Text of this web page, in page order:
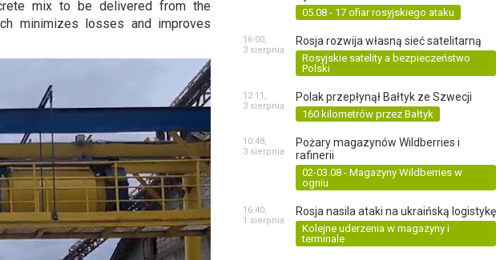
mix to be delivered from the
minimizes losses and improves
05.08 - 17 ofiar rosyjskiego ataku
Rosja rozwija własną sieć satelitarną
Rosyjskie satelity a bezpieczeństwo
Polski
16:00,
3 sierpnia
Polak przepłynął Bałtyk ze Szwecji
160 kilometrów przez Bałtyk
12:11,
3 sierpnia
Pożary magazynów Wildberries i
rafinerii
02-03.08 - Magazyny Wildberries w
ogniu
10:48,
3 sierpnia
Rosja nasila ataki na ukraińską logistykę
Kolejne uderzenia w magazyny i
terminale
16:40,
1 sierpnia